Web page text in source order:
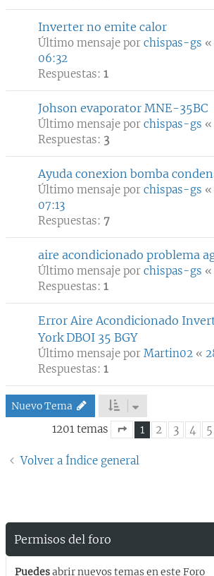
Inverter no emite calor
Último mensaje por chispas-gs «
06:32
Respuestas: 1
Johson evaporator MNE-35BC
Último mensaje por chispas-gs «
Respuestas: 3
Ayuda conexion bomba
Último mensaje por chispas-gs «
07:13
Respuestas: 7
aire acondicionado problema
Último mensaje por chispas-gs «
Respuestas: 1
Error Aire Acondicionado
York DBOI 35 BGY
Último mensaje por Martin02 «
Respuestas: 1
Nuevo Tema
1201 temas
Página1de13
1 2 3 4 5
Volver a Índice general
Permisos del foro
Puedesabrir nuevos temas en este Foro